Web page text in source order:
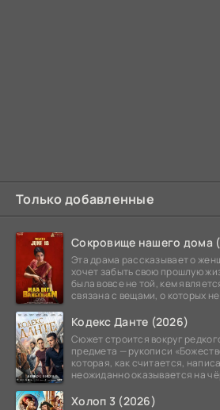
Только добавленные
Сокровище нашего дома
Эта драма рассказывает о
хочет забыть свою прошлую
была вовсе не той, кем
связана с вещами, о которых
Кодекс Данте (2026)
Сюжет строится вокруг
предмета — рукописи
которая, как считается,
неожиданно оказывается на
Холоп 3 (2026)